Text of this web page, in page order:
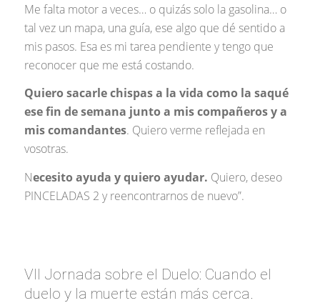
Me falta motor a veces… o quizás solo la gasolina… o
tal vez un mapa, una guía, ese algo que dé sentido a
mis pasos. Esa es mi tarea pendiente y tengo que
reconocer que me está costando.
Quiero sacarle chispas a la vida como la saqué
ese fin de semana junto a mis compañeros y a
mis comandantes. Quiero verme reflejada en
vosotras.
Necesito ayuda y quiero ayudar. Quiero, deseo
PINCELADAS 2 y reencontrarnos de nuevo”.
VII Jornada sobre el Duelo: Cuando el
duelo y la muerte están más cerca.